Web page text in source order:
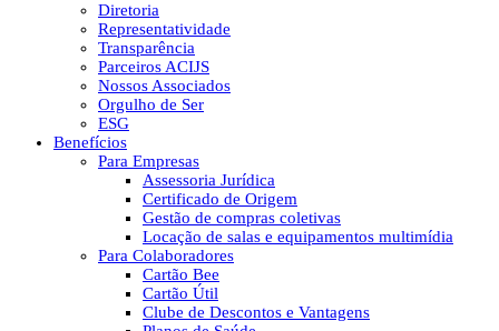
Diretoria
Representatividade
Transparência
Parceiros ACIJS
Nossos Associados
Orgulho de Ser
ESG
Benefícios
Para Empresas
Assessoria Jurídica
Certificado de Origem
Gestão de compras coletivas
Locação de salas e equipamentos multimídia
Para Colaboradores
Cartão Bee
Cartão Útil
Clube de Descontos e Vantagens